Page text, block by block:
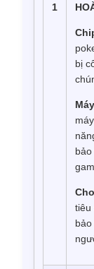
1
bị
tiêu